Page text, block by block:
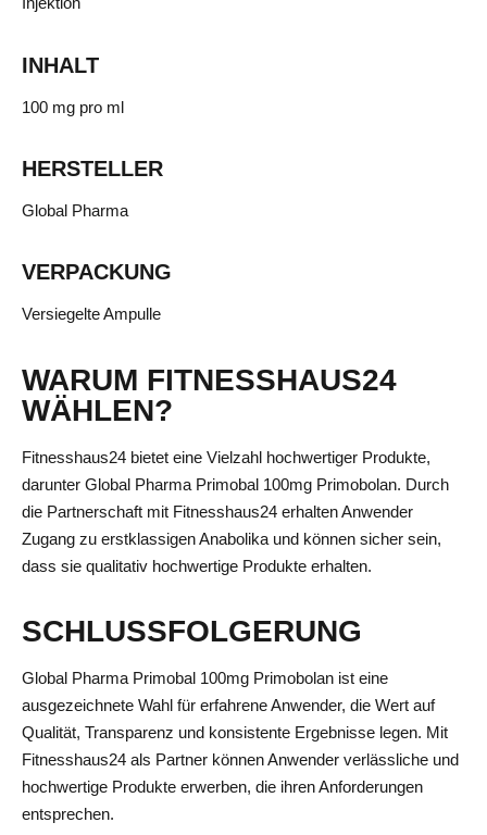
INHALT
100 mg pro ml
HERSTELLER
Global Pharma
VERPACKUNG
Versiegelte Ampulle
WARUM FITNESSHAUS24
WÄHLEN?
Fitnesshaus24 bietet eine Vielzahl hochwertiger Produkte,
darunter Global Pharma Primobal 100mg Primobolan. Durch
die Partnerschaft mit Fitnesshaus24 erhalten Anwender
Zugang zu erstklassigen Anabolika und können sicher sein,
dass sie qualitativ hochwertige Produkte erhalten.
SCHLUSSFOLGERUNG
Global Pharma Primobal 100mg Primobolan ist eine
ausgezeichnete Wahl für erfahrene Anwender, die Wert auf
Qualität, Transparenz und konsistente Ergebnisse legen. Mit
Fitnesshaus24 als Partner können Anwender verlässliche und
hochwertige Produkte erwerben, die ihren Anforderungen
entsprechen.